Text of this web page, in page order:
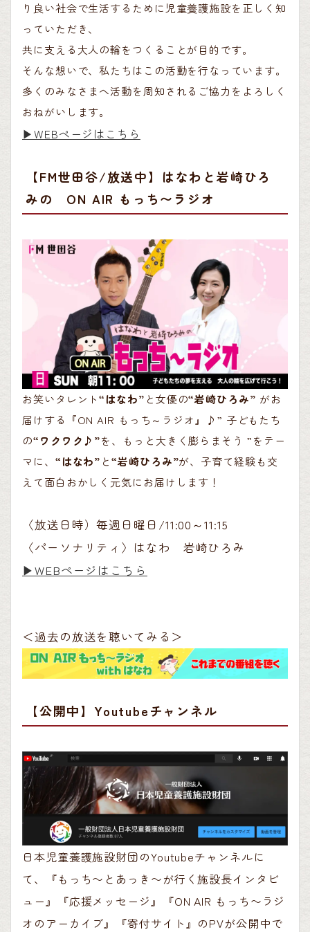
り良い社会で生活するために児童養護施設を正しく知
っていただき、
共に支える大人の輪をつくることが目的です。
そんな想いで、私たちはこの活動を行なっています。
多くのみなさまへ活動を周知されるご協力をよろしく
おねがいします。
▶︎WEBページはこちら
【FM世田谷/放送中】はなわと岩崎ひろ
みの ON AIR もっち〜ラジオ
お笑いタレント“はなわ” と女優の“岩崎ひろみ” がお
届けする『ON AIR もっち～ラジオ』♪” 子どもたち
の“ワクワク♪”を、もっと大きく膨らまそう ”をテー
マに、 “はなわ” と“岩崎ひろみ”が、子育て経験も交
えて面白おかしく元気にお届けします！
〈放送日時）毎週日曜日/11:00～11:15
〈パーソナリティ〉はなわ 岩崎ひろみ
▶︎WEBページはこちら
＜過去の放送を聴いてみる＞
【公開中】Youtubeチャンネル
日本児童養護施設財団のYoutubeチャンネルに
て、『もっち〜とあっき〜が行く施設長インタビ
ュー』『応援メッセージ』『ON AIR もっち〜ラジ
オのアーカイブ』『寄付サイト』のPVが公開中で